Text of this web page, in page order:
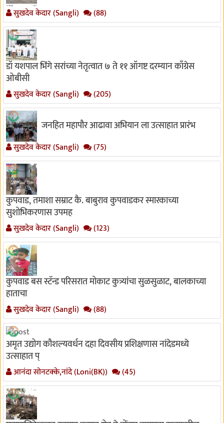
सुखदेव केदार (Sangli) (88)
डॉ यशपाल भिंगे सरांच्या नेतृत्वात ७ ते ११ ऑगष्ट दरम्यान काँग्रेस
ओबीसी
सुखदेव केदार (Sangli) (205)
जनहित महापौर आढावा अभियान ला उत्साहात प्रारंभ
सुखदेव केदार (Sangli) (75)
कुपवाड, तमाशा सम्राट कै. बाबुराव कुपवाडकर स्मारकाच्या
सुशोभिकरणास उपमह
सुखदेव केदार (Sangli) (123)
कुपवाड बस स्टॅन्ड परिसरात मोकाट कुत्र्यांचा सुळसुळाट, बालकाच्या
हाताचा
सुखदेव केदार (Sangli) (88)
अमृत उद्योग कौशल्यवर्धन दहा दिवसीय प्रशिक्षणास नांदेडमध्ये
उत्साहात प्
आनंदा सोनटक्के,नांदे (Loni(BK)) (45)